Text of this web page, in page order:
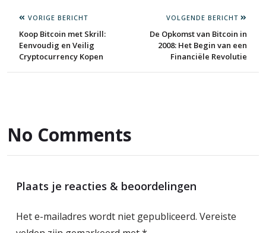
VORIGE BERICHT
Koop Bitcoin met Skrill:
Eenvoudig en Veilig
Cryptocurrency Kopen
VOLGENDE BERICHT
De Opkomst van Bitcoin in
2008: Het Begin van een
Financiële Revolutie
No Comments
Plaats je reacties & beoordelingen
Het e-mailadres wordt niet gepubliceerd. Vereiste